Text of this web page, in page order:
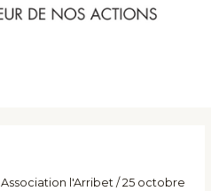
Association l'Arribet / 25 octobre